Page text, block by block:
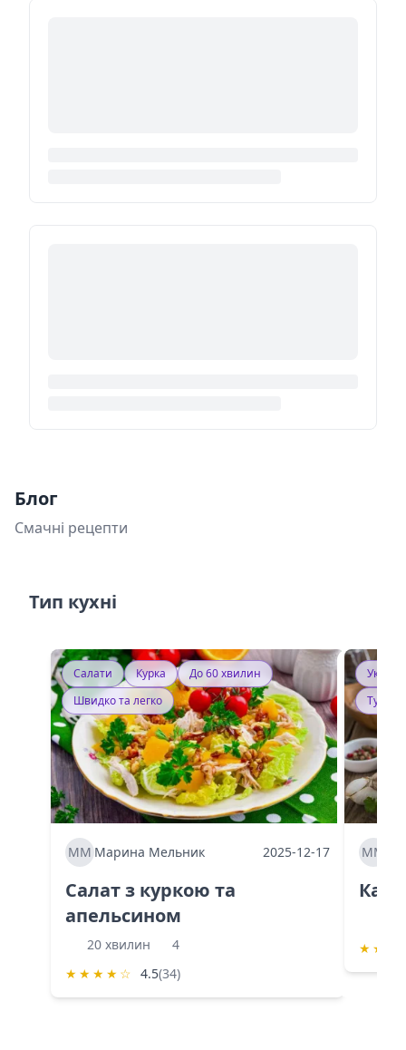
Блог
Смачні рецепти
Тип кухні
Салати Курка
До 60 хвилин
Швидко та легко
ММ Марина Мельник 2025-12-17
Салат з куркою та
апельсином
20 хвилин
4
★ ★ ★ ★ ☆ 4.5(34)
ММ
★ ★